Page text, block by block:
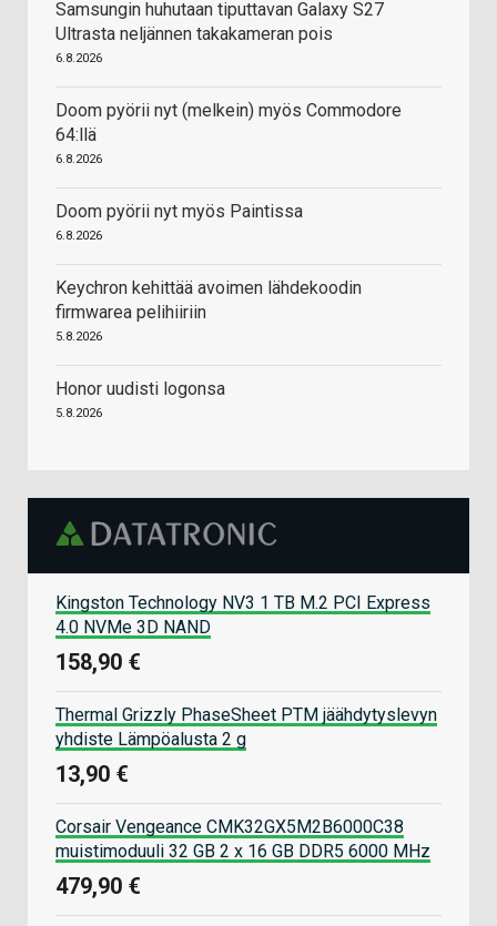
Samsungin huhutaan tiputtavan Galaxy S27
Ultrasta neljännen takakameran pois
6.8.2026
Doom pyörii nyt (melkein) myös Commodore
64:llä
6.8.2026
Doom pyörii nyt myös Paintissa
6.8.2026
Keychron kehittää avoimen lähdekoodin
firmwarea pelihiiriin
5.8.2026
Honor uudisti logonsa
5.8.2026
Kingston Technology NV3 1 TB M.2 PCI Express
4.0 NVMe 3D NAND
158,90 €
Thermal Grizzly PhaseSheet PTM jäähdytyslevyn
yhdiste Lämpöalusta 2 g
13,90 €
Corsair Vengeance CMK32GX5M2B6000C38
muistimoduuli 32 GB 2 x 16 GB DDR5 6000 MHz
479,90 €